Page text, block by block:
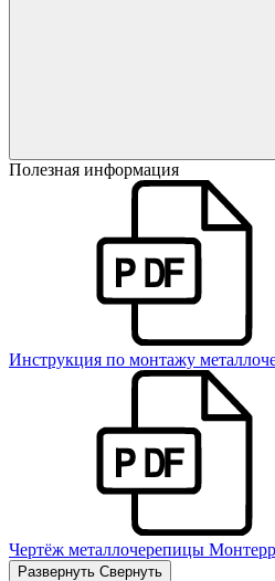
Полезная информация
Инструкция по монтажу
Чертёж металлочерепицы
Развернуть Свернуть